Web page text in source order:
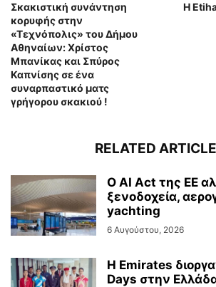
Σκακιστική συνάντηση
κορυφής στην
«Τεχνόπολις» του Δήμου
Αθηναίων: Χρίστος
Μπανίκας και Σπύρος
Καπνίσης σε ένα
συναρπαστικό ματς
γρήγορου σκακιού !
Η
RELATED
Ο AI Act της ΕΕ
ξενοδοχεία,
yachting
6 Αυγούστου, 2026
Η Emirates
Days στην